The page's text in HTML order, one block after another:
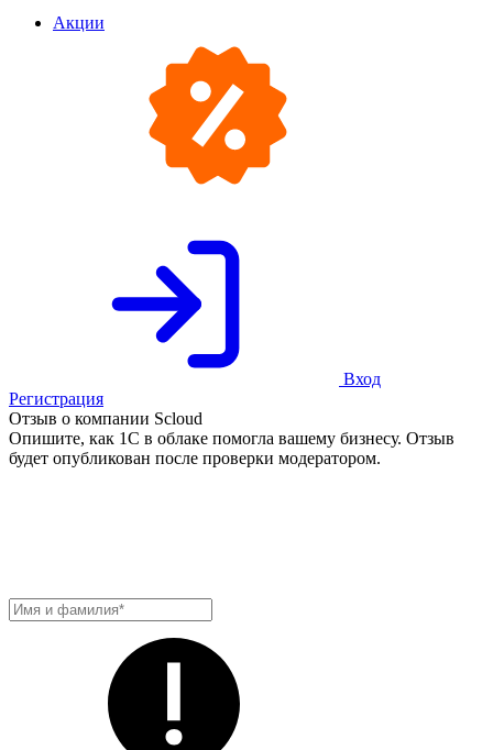
Акции
Вход
Регистрация
Отзыв о компании Scloud
Опишите, как 1С в облаке помогла вашему бизнесу. Отзыв
будет опубликован после проверки модератором.